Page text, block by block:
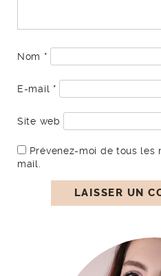
Nom *
E-mail *
Site web
Prévenez-moi de tous les
mail.